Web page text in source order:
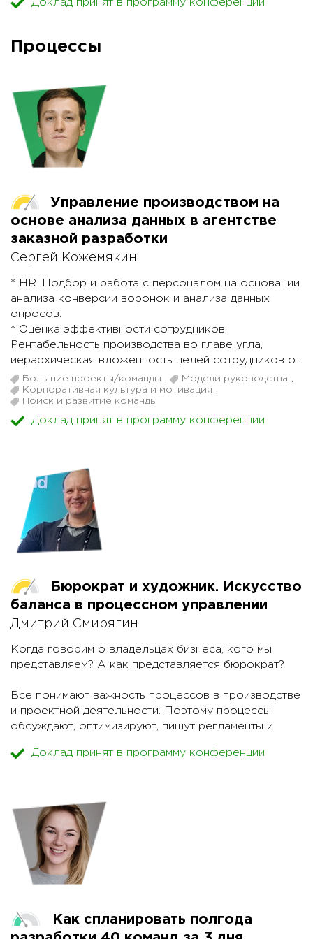
росте от 2 сотрудников до 1000+. О продаже
проект. О попадании в список "20 самых дорогих
компаний Рунета" от Forbes с оценкой $72
Доклад принят в программу конференции
Процессы
Управление производством на
основе анализа данных в агентстве
заказной разработки
Сергей Кожемякин
* HR. Подбор и работа с персоналом на основании
анализа конверсии воронок и анализа данных
опросов.
* Оценка эффективности сотрудников.
Рентабельность производства во главе угла,
иерархическая вложенность целей сотрудников от
топов до исполнителей, замеры рентабельности на
всех уровнях. Принятие кадровых решений на
основании эффективности.
* Client service. Обзвоны клиентов, сбор CJM,
* Продуктовые метрики. Учёт продуктовых метрик
в качественных KPI сотрудников. Нацеленность на
качество продукта и учёт данных Client service в
KPI.
Большие проекты/команды , Модели руководства ,
Корпоративная культура и мотивация ,
Поиск и развитие команды
Доклад принят в программу конференции
Бюрократ и художник. Искусство
баланса в процессном управлении
Дмитрий Смирягин
Когда говорим о владельцах бизнеса, кого мы
представляем? А как представляется бюрократ?
Все понимают важность процессов в производстве
и проектной деятельности. Поэтому процессы
обсуждают, оптимизируют, пишут регламенты и
хорошим тоном. А за кадром зачастую остается то,
Работающий процесс и бюрократия идут рука об
руку. Первое — признак зрелости организации,
второе зачастую с ходу отвергается. Не любим мы
бюрократию.
Говоря о процессах, недостаточно их разработать.
Динамичный мир диктует ежедневные изменения
условий бизнеса, и процессы должны успевать за
Доклад принят в программу конференции
Как спланировать полгода